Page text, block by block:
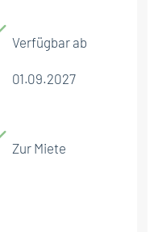
Verfügbar ab
01.09.2027
Zur Miete